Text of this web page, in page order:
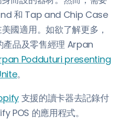
和 Tap and Chip Case
國適用。如欲了解更多，
品及零售經理 Arpan
Podduturi presenting
。
支援的讀卡器去記錄付
POS 的應用程式。